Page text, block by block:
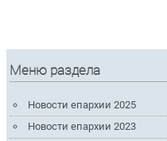
Меню раздела
Новости епархии 2025
Новости епархии 2023